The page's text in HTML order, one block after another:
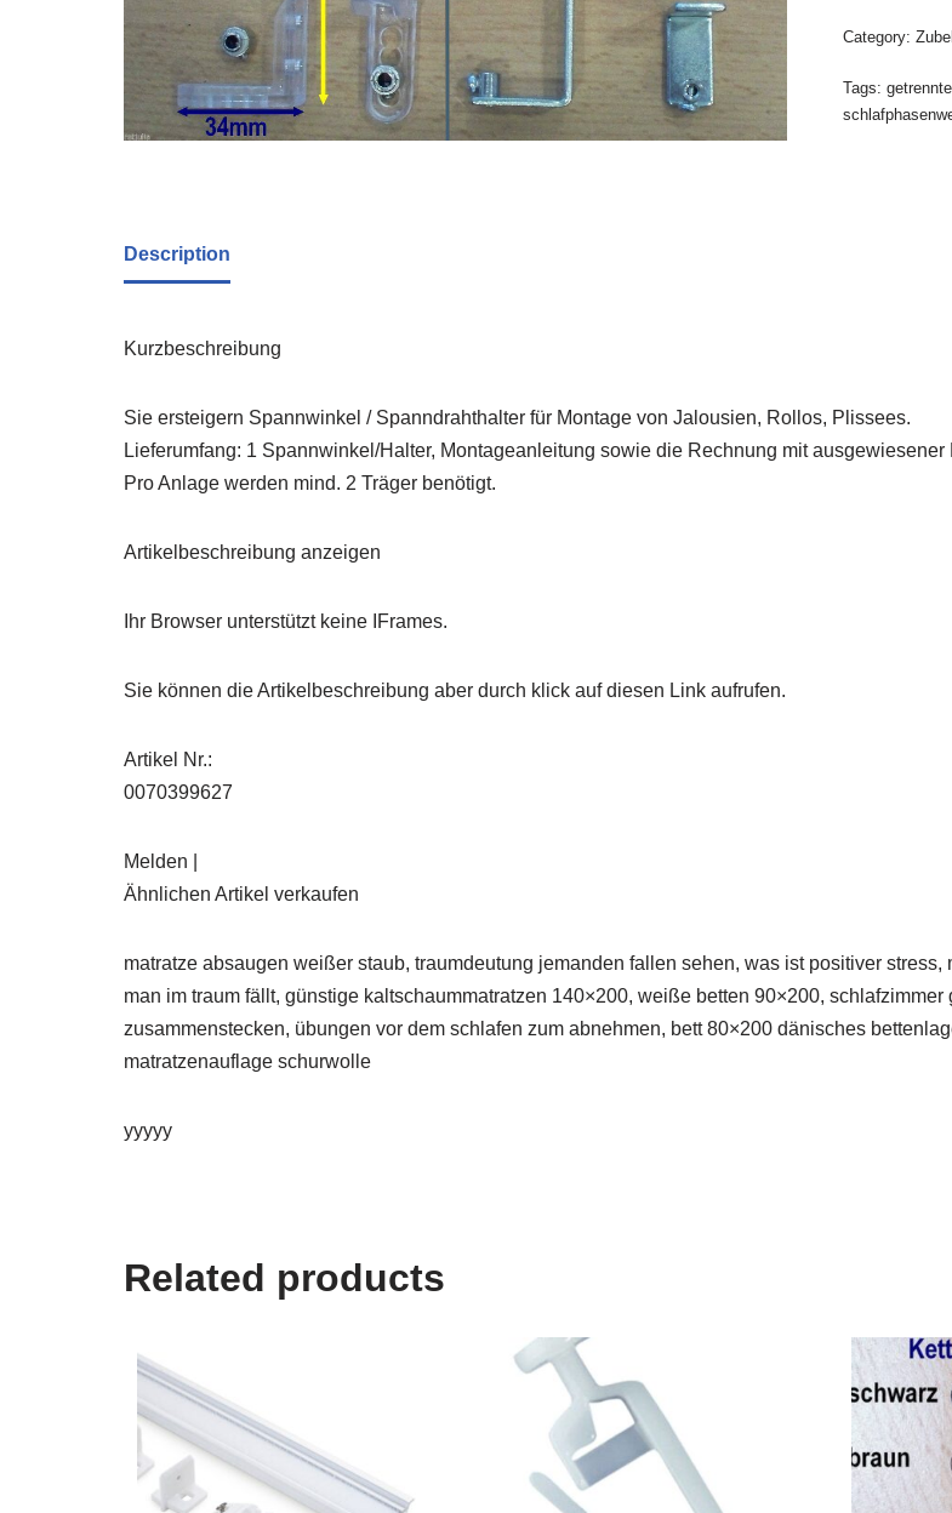
Category:
Tags:
Description
Kurzbeschreibung
Sie ersteigern Spannwinkel / Spanndrahthalter für Montage von Jalousien, Rollos, Plissees.
Lieferumfang: 1 Spannwinkel/Halter, Montageanleitung sowie die Rechnung mit ausgewiesener
Pro Anlage werden mind. 2 Träger benötigt.
Artikelbeschreibung anzeigen
Ihr Browser unterstützt keine IFrames.
Sie können die Artikelbeschreibung aber durch klick auf diesen Link aufrufen.
Artikel Nr.:
0070399627
Melden |
Ähnlichen Artikel verkaufen
matratze absaugen weißer staub, traumdeutung jemanden fallen sehen, was ist positiver
man im traum fällt, günstige kaltschaummatratzen 140×200, weiße betten 90×200,
zusammenstecken, übungen vor dem schlafen zum abnehmen, bett 80×200 dänisches
matratzenauflage schurwolle
yyyyy
Related products